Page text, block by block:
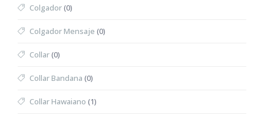
Colgador(0)
Colgador Mensaje (0)
Collar(0)
Collar Bandana (0)
Collar Hawaiano (1)